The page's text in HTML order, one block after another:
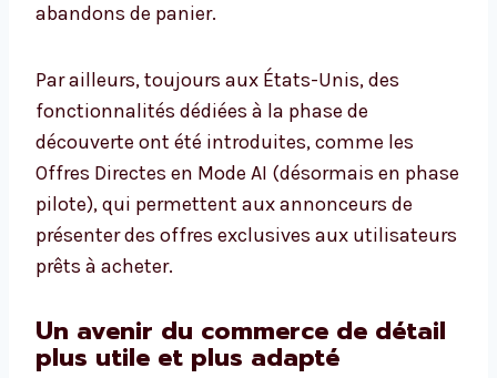
abandons de panier.
Par ailleurs, toujours aux États-Unis, des
fonctionnalités dédiées à la phase de
découverte ont été introduites, comme les
Offres Directes en Mode AI (désormais en phase
pilote), qui permettent aux annonceurs de
présenter des offres exclusives aux utilisateurs
prêts à acheter.
Un avenir du commerce de détail
plus utile et plus adapté